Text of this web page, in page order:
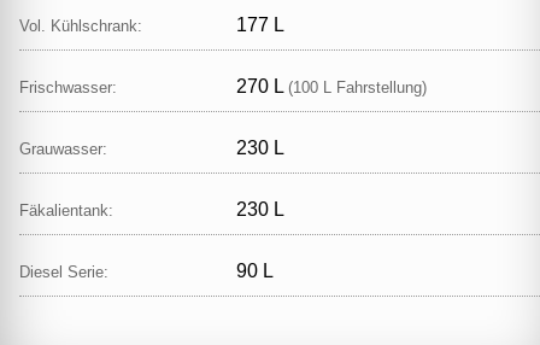
Vol. Kühlschrank: 177 L
Frischwasser: 270 L (100 L Fahrstellung)
Grauwasser: 230 L
Fäkalientank: 230 L
Diesel Serie: 90 L